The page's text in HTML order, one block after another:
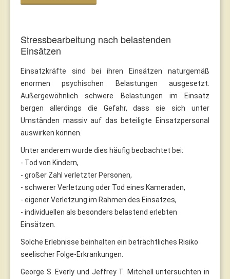
Stressbearbeitung nach belastenden
Einsätzen
Einsatzkräfte sind bei ihren Einsätzen naturgemäß
enormen psychischen Belastungen ausgesetzt.
Außergewöhnlich schwere Belastungen im Einsatz
bergen allerdings die Gefahr, dass sie sich unter
Umständen massiv auf das beteiligte Einsatzpersonal
auswirken können.
Unter anderem wurde dies häufig beobachtet bei:
- Tod von Kindern,
- großer Zahl verletzter Personen,
- schwerer Verletzung oder Tod eines Kameraden,
- eigener Verletzung im Rahmen des Einsatzes,
- individuellen als besonders belastend erlebten
Einsätzen.
Solche Erlebnisse beinhalten ein beträchtliches Risiko
seelischer Folge-Erkrankungen.
George S. Everly und Jeffrey T. Mitchell untersuchten in